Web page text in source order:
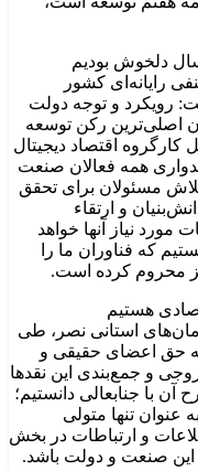
دلخوش بودیم
رایانه‌ای کشور
رویکرد و توجه دولت
اصلی‌ترین رکن توسعه
اقتصاد دیجیتال
همه فعالان صنعت
مسئولان برای تحقق
دانش‌بنیان و ارتقاء
نیاز آنها خواهد
که فناوران ما را
محروم کرده است.
هستیم
استانی نصر، طی
حق اعضای حقیقی و
و جمع‌بندی این نقدها
با جنابعالی دانستیم؛
تنها متولی
و ارتباطات در بخش
صنعت و دولت باشد.